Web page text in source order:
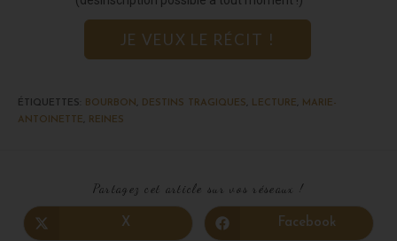
JE VEUX LE RÉCIT !
ÉTIQUETTES BOURBON DESTINS TRAGIQUES LECTURE
MARIE-
ANTOINETTE
REINES
Partagez cet article sur vos réseaux !
X Facebook